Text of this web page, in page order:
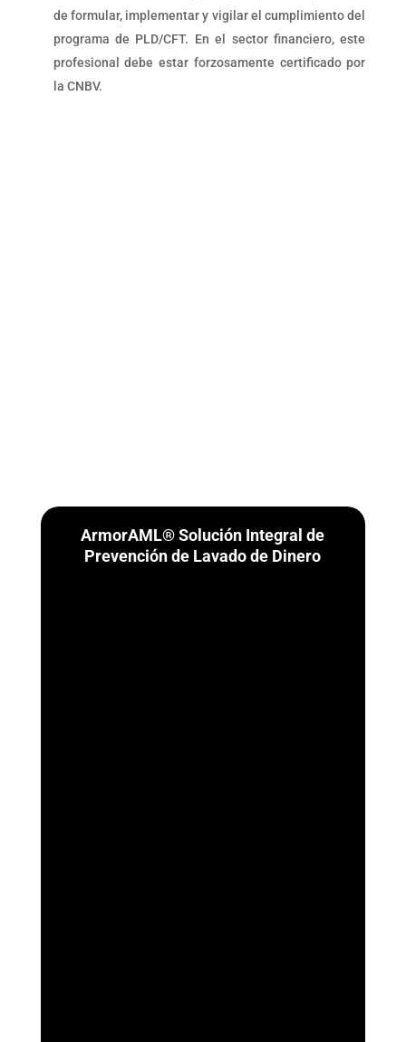
de formular, implementar y vigilar el cumplimiento del
programa de PLD/CFT. En el sector financiero, este
profesional debe estar forzosamente certificado por
la CNBV.
ArmorAML® Solución Integral de
Prevención de Lavado de Dinero